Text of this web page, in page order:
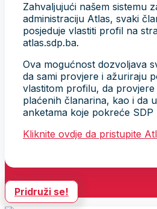
Zahvaljujući našem sistemu
administraciju Atlas, svaki
posjeduje vlastiti profil na
atlas.sdp.ba.
Ova mogućnost dozvoljava
da sami provjere i ažuriraju
vlastitom profilu, da provjere
plaćenih članarina, kao i da
anketama koje pokreće SDP
Kliknite ovdje da pristupite
Pridruži se!